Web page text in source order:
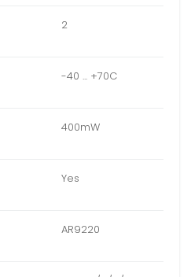
2
-40 ... +70C
400mW
Yes
AR9220